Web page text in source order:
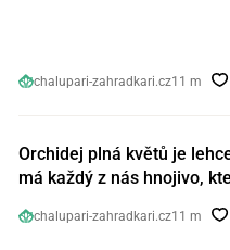
chalupari-zahradkari.cz11 m
Orchidej plná květů je
má každý z nás hnojivo,
chalupari-zahradkari.cz11 m